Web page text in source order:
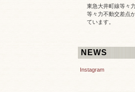
東急大井町線等々
等々力不動交差点
ています。
NEWS
Instagram